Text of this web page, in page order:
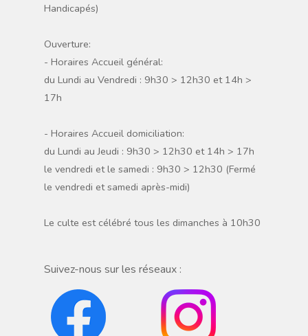
Handicapés)
Ouverture:
- Horaires Accueil général:
du Lundi au Vendredi : 9h30 > 12h30 et 14h >
17h
- Horaires Accueil domiciliation:
du Lundi au Jeudi : 9h30 > 12h30 et 14h > 17h
le vendredi et le samedi : 9h30 > 12h30 (Fermé
le vendredi et samedi après-midi)
Le culte est célébré tous les dimanches à 10h30
Suivez-nous sur les réseaux :